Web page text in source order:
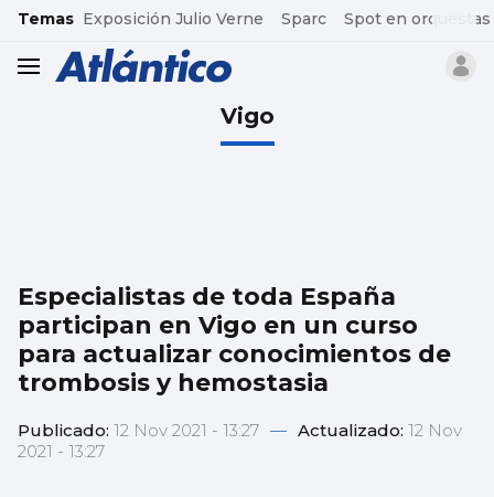
common.go-to-content
Temas Exposición Julio Verne Sparc Spot en orquestas
header.menu.open
Vigo
Especialistas de toda España
participan en Vigo en un curso
para actualizar conocimientos de
trombosis y hemostasia
Publicado: 12 Nov 2021 - 13:27 — Actualizado: 12 Nov
2021 - 13:27